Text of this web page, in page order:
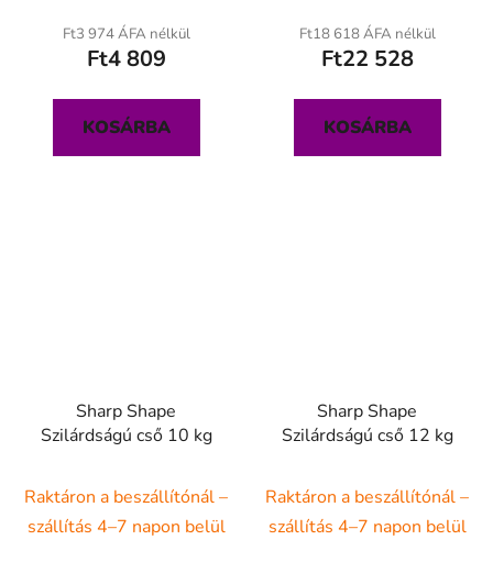
Ft3 974 ÁFA nélkül
Ft4 809
KOSÁRBA
Ft18 618 ÁFA nélkül
Ft22 528
KOSÁRBA
Sharp Shape
Szilárdságú cső 10 kg
Raktáron a beszállítónál –
szállítás 4–7 napon belül
Sharp Shape
Szilárdságú cső 12 kg
Raktáron a beszállítónál –
szállítás 4–7 napon belül